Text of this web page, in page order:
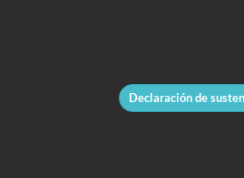
Declaración de